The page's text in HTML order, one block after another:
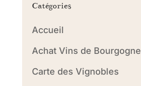
Catégories
Accueil
Achat Vins de Bourgogne
Carte des Vignobles